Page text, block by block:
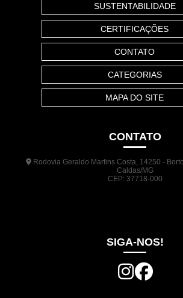
SUSTENTABILIDADE
CERTIFICAÇÕES
CONTATO
CATEGORIAS
MAPA DO SITE
CONTATO
Rodovia Geraldo Martins Costa, 14250 -
Caldas/MG
CEP: 37718-000
SIGA-NOS!